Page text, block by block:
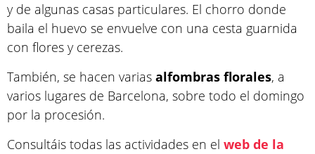
y de algunas casas particulares. El chorro donde
baila el huevo se envuelve con una cesta guarnida
con flores y cerezas.
También, se hacen varias alfombras florales, a
varios lugares de Barcelona, sobre todo el domingo
por la procesión.
Consultáis todas las actividades en el web de la